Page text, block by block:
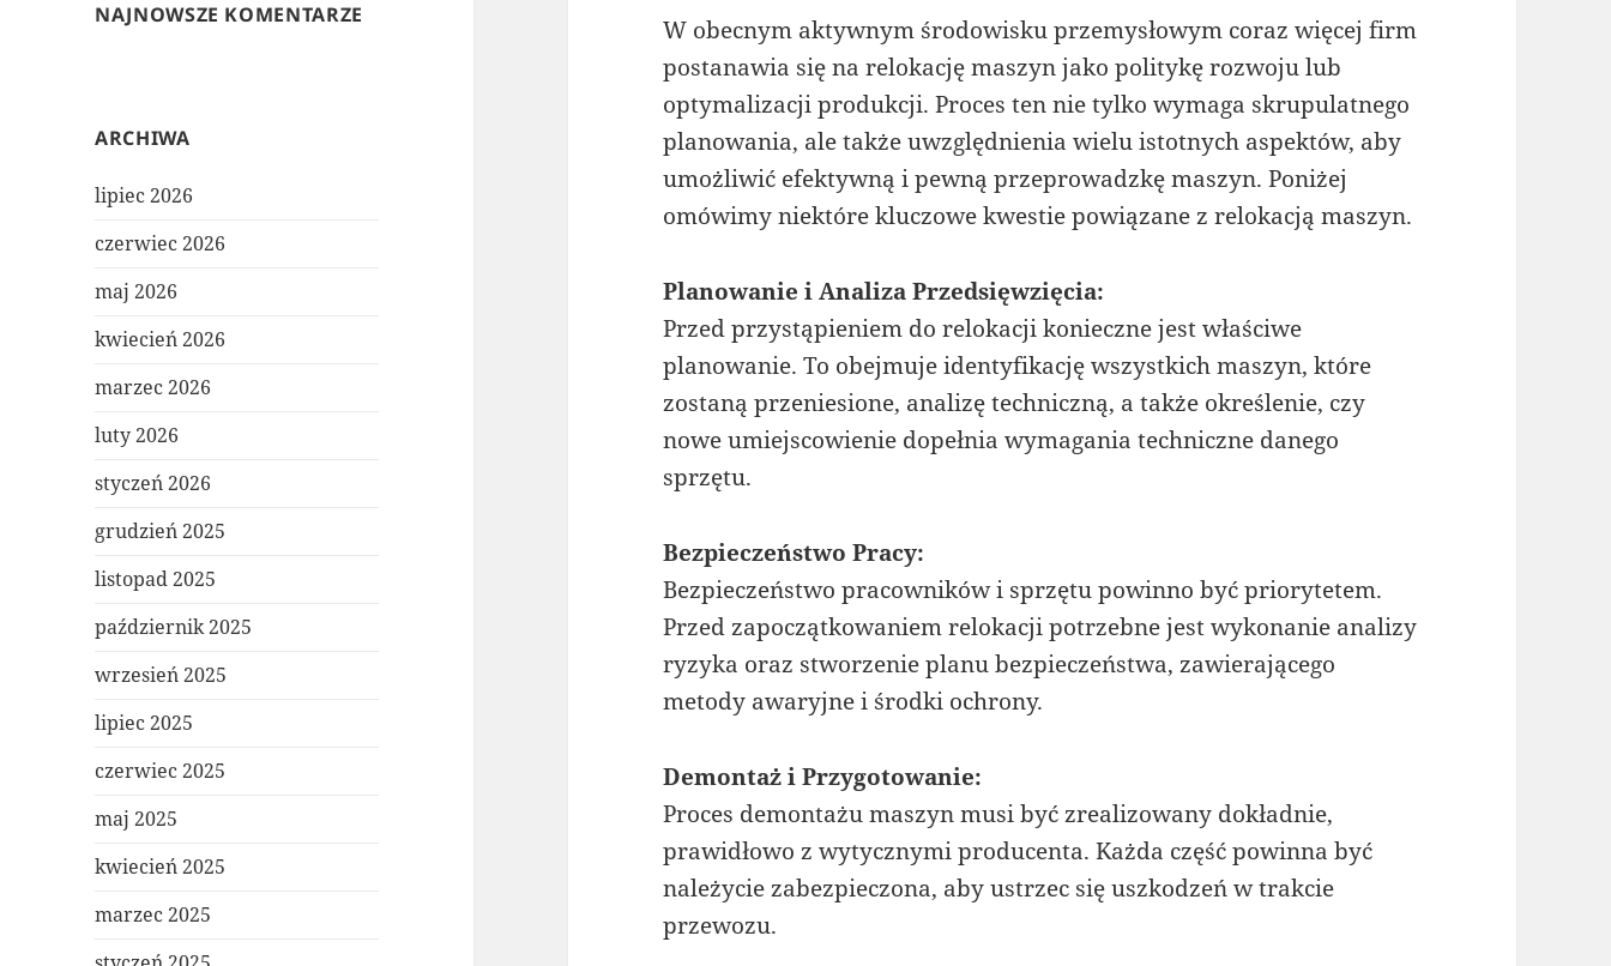
NAJNOWSZE KOMENTARZE
ARCHIWA
lipiec 2026
czerwiec 2026
maj 2026
kwiecień 2026
marzec 2026
luty 2026
styczeń 2026
grudzień 2025
listopad 2025
październik 2025
wrzesień 2025
lipiec 2025
czerwiec 2025
maj 2025
kwiecień 2025
marzec 2025
W obecnym aktywnym środowisku przemysłowym coraz więcej firm
postanawia się na relokację maszyn jako politykę rozwoju lub
optymalizacji produkcji. Proces ten nie tylko wymaga skrupulatnego
planowania, ale także uwzględnienia wielu istotnych aspektów, aby
umożliwić efektywną i pewną przeprowadzkę maszyn. Poniżej
omówimy niektóre kluczowe kwestie powiązane z relokacją maszyn.
Planowanie i Analiza Przedsięwzięcia:
Przed przystąpieniem do relokacji konieczne jest właściwe
planowanie. To obejmuje identyfikację wszystkich maszyn, które
zostaną przeniesione, analizę techniczną, a także określenie, czy
nowe umiejscowienie dopełnia wymagania techniczne danego
sprzętu.
Bezpieczeństwo Pracy:
Bezpieczeństwo pracowników i sprzętu powinno być priorytetem.
Przed zapoczątkowaniem relokacji potrzebne jest wykonanie analizy
ryzyka oraz stworzenie planu bezpieczeństwa, zawierającego
metody awaryjne i środki ochrony.
Demontaż i Przygotowanie:
Proces demontażu maszyn musi być zrealizowany dokładnie,
prawidłowo z wytycznymi producenta. Każda część powinna być
należycie zabezpieczona, aby ustrzec się uszkodzeń w trakcie
przewozu.